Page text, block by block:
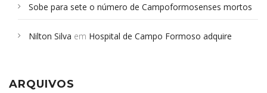
Sobe para sete o número de Campoformosenses mortos
Campoformosenses que morreram em desabamentos são
Nilton Silva em Hospital de Campo Formoso adquire
ARQUIVOS